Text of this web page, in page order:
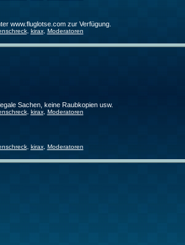
www.fluglotse.com zur Verfügung.
, kirax, Moderatoren
Sachen, keine Raubkopien usw.
, kirax, Moderatoren
, kirax, Moderatoren